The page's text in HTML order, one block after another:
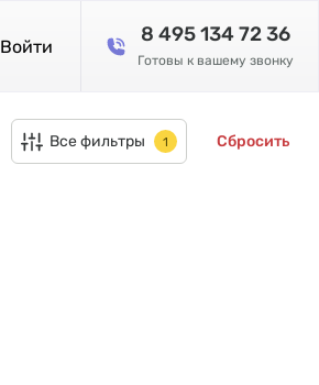
Войти
8 495 134 72 36
Готовы к вашему звонку
Все фильтры 1 Сбросить